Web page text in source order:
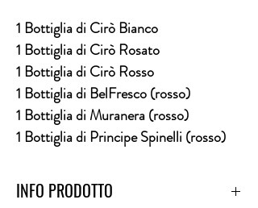
1 Bottiglia di Cirò Bianco
1 Bottiglia di Cirò Rosato
1 Bottiglia di Cirò Rosso
1 Bottiglia di BelFresco (rosso)
1 Bottiglia di Muranera (rosso)
1 Bottiglia di Principe Spinelli (rosso)
INFO PRODOTTO